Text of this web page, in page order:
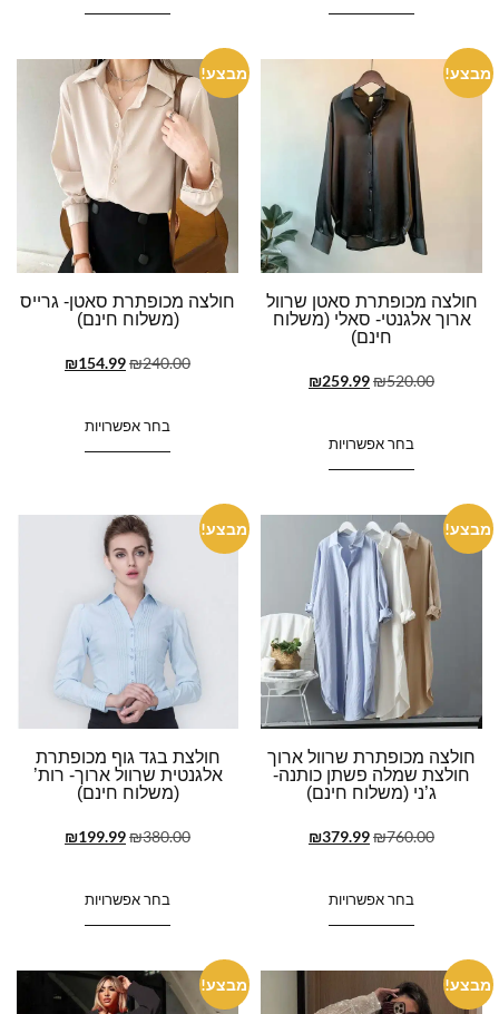
מבצע!
חולצה מכופתרת סאטן שרוול
ארוך אלגנטי- סאלי (משלוח
חינם)
₪520.00
₪259.99
בחר אפשרויות
מבצע!
חולצה מכופתרת סאטן- גרייס
(משלוח חינם)
₪240.00
₪154.99
בחר אפשרויות
מבצע!
חולצה מכופתרת שרוול ארוך
חולצת שמלה פשתן כותנה-
ג’ני (משלוח חינם)
₪760.00
₪379.99
בחר אפשרויות
מבצע!
חולצת בגד גוף מכופתרת
אלגנטית שרוול ארוך- רות’
(משלוח חינם)
₪380.00
₪199.99
בחר אפשרויות
מבצע! מבצע!